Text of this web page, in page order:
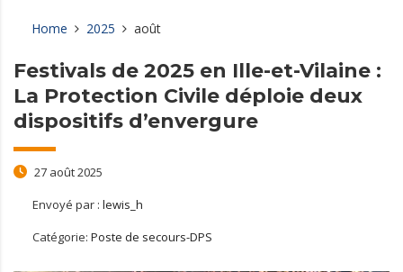
Home 2025 août
Festivals de 2025 en Ille-et-Vilaine :
La Protection Civile déploie deux
dispositifs d’envergure
27 août 2025
Envoyé par : lewis_h
Catégorie: Poste de secours-DPS